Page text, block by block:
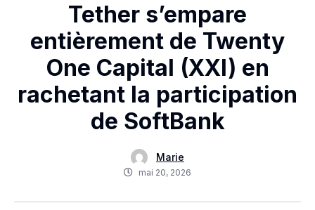
Tether s’empare
entièrement de Twenty
One Capital (XXI) en
rachetant la participation
de SoftBank
Marie
mai 20, 2026